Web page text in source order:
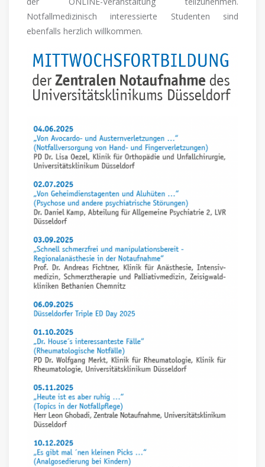
Notfallmedizinisch interessierte Studenten sind
ebenfalls herzlich willkommen.